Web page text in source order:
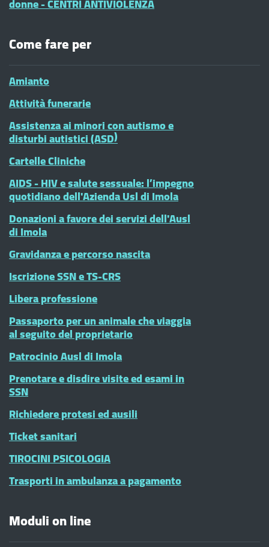
Come fare per
Amianto
Attività funerarie
Assistenza ai minori con autismo e
disturbi autistici (ASD)
Cartelle Cliniche
AIDS - HIV e salute sessuale: l’impegno
quotidiano dell'Azienda Usl di Imola
Donazioni a favore dei servizi dell'Ausl
di Imola
Gravidanza e percorso nascita
Iscrizione SSN e TS-CRS
Libera professione
Passaporto per un animale che viaggia
al seguito del proprietario
Patrocinio Ausl di Imola
Prenotare e disdire visite ed esami in
SSN
Richiedere protesi ed ausili
Ticket sanitari
TIROCINI PSICOLOGIA
Trasporti in ambulanza a pagamento
Moduli on line